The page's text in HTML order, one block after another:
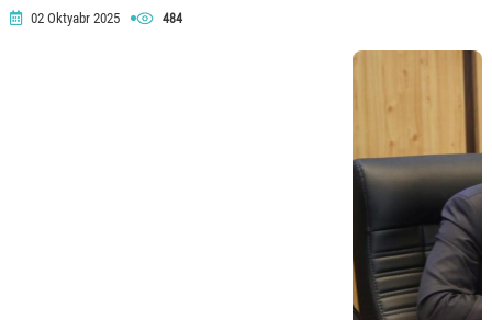
02 Oktyabr 2025 484